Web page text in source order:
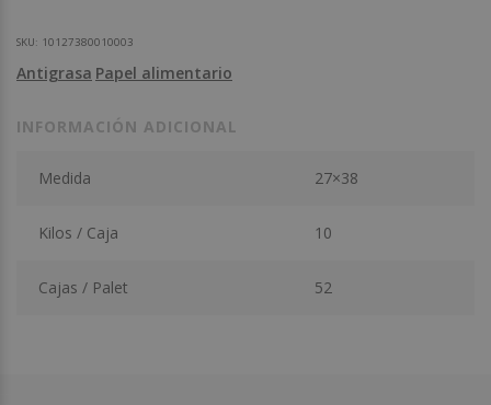
SKU: 10127380010003
Antigrasa Papel alimentario
INFORMACIÓN ADICIONAL
Medida 27×38
Kilos / Caja 10
Cajas / Palet 52